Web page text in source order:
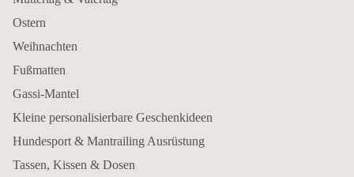
Ostern
Weihnachten
Fußmatten
Gassi-Mantel
Kleine personalisierbare Geschenkideen
Hundesport & Mantrailing Ausrüstung
Tassen, Kissen & Dosen